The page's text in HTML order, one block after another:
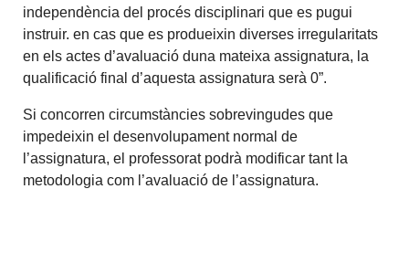
independència del procés disciplinari que es pugui
instruir. en cas que es produeixin diverses irregularitats
en els actes d’avaluació duna mateixa assignatura, la
qualificació final d’aquesta assignatura serà 0”.
Si concorren circumstàncies sobrevingudes que
impedeixin el desenvolupament normal de
l’assignatura, el professorat podrà modificar tant la
metodologia com l’avaluació de l’assignatura.